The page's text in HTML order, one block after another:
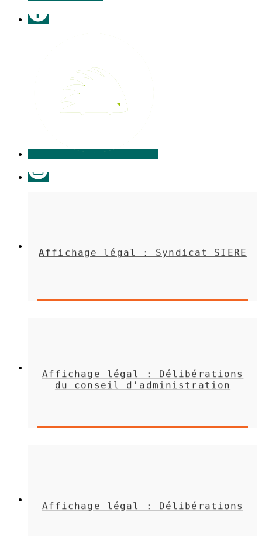
Affichage légal : Syndicat SIERE
Affichage légal : Délibérations
du conseil d'administration
Affichage légal : Délibérations